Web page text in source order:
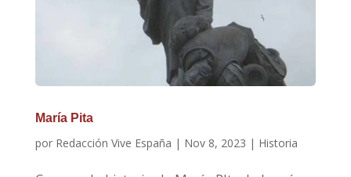
María Pita
por Redacción Vive España | Nov 8, 2023 | Historia